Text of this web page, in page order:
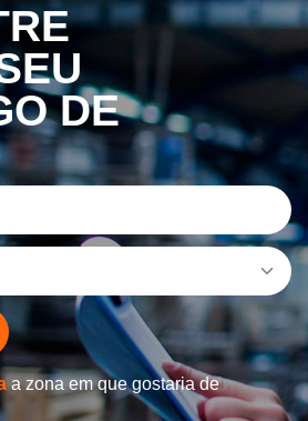
DE
a zona em que gostaria de